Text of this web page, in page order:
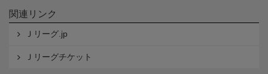
関連リンク
Ｊリーグ.jp
Ｊリーグチケット